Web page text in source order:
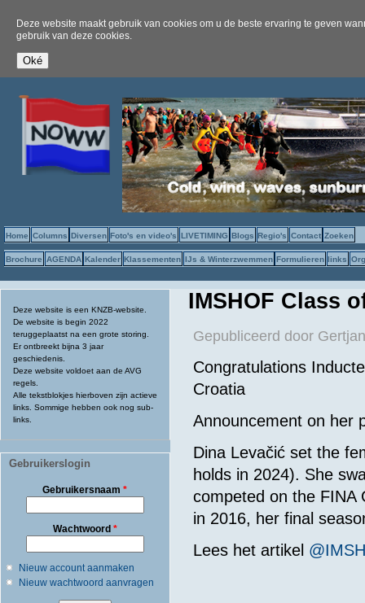
Deze website maakt gebruik van cookies om u de beste ervaring te geven
gebruik van deze cookies.
Home Columns Diversen Foto's en video's LIVETIMING Blogs Regio's Contact Zoeken
Brochure AGENDA Kalender Klassementen IJs & Winterzwemmen Formulieren links
Deze website is een KNZB-website.
De website is begin 2022
teruggeplaatst na een grote storing.
Er ontbreekt bijna 3 jaar
geschiedenis.
Deze website voldoet aan de AVG
regels.
Alle tekstblokjes hierboven zijn actieve
links. Sommige hebben ook nog sub-
links.
Gebruikerslogin
Gebruikersnaam*
Wachtwoord *
Nieuw account aanmaken
Nieuw wachtwoord aanvragen
IMSHOF Class
Gepubliceerd door
Congratulations
Croatia
Announcement on her
Dina Levačić set the
holds in 2024). She
competed on the FINA
in 2016, her final
Lees het artikel @